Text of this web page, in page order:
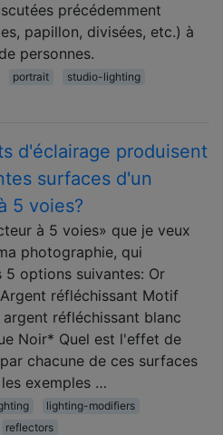
précédemment
papillon, divisées, etc.) à
personnes.
portrait
studio-lighting
d'éclairage produisent
surfaces d'un
5 voies?
à 5 voies» que je veux
photographie, qui
5 options suivantes: Or
réfléchissant Motif
réfléchissant blanc
Noir* Quel est l'effet de
chacune de ces surfaces
exemples …
lighting-modifiers
reflectors